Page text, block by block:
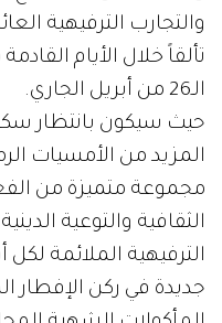
والتجارب الترفيهية
تألقاً خلال الأيام
الـ26 من أبريل الجاري.
حيث سيكون بانتظار
المزيد من الأمسيات
مجموعة متميزة من
الثقافية والتوعية
الترفيهية الملائمة لكل
جديدة في ركن الإفطار